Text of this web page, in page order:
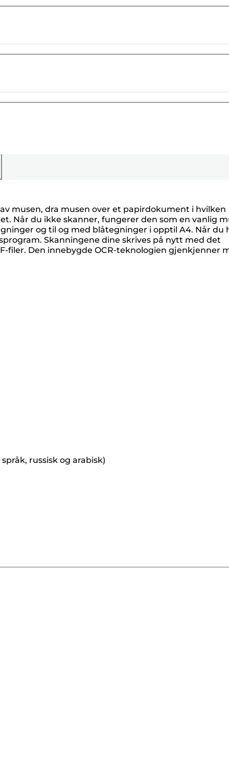
musen, dra musen over et papirdokument i hvilken
Når du ikke skanner, fungerer den som en vanlig
og til og med blåtegninger i opptil A4. Når du
Skanningene dine skrives på nytt med det
filer. Den innebygde OCR-teknologien gjenkjenner
russisk og arabisk)